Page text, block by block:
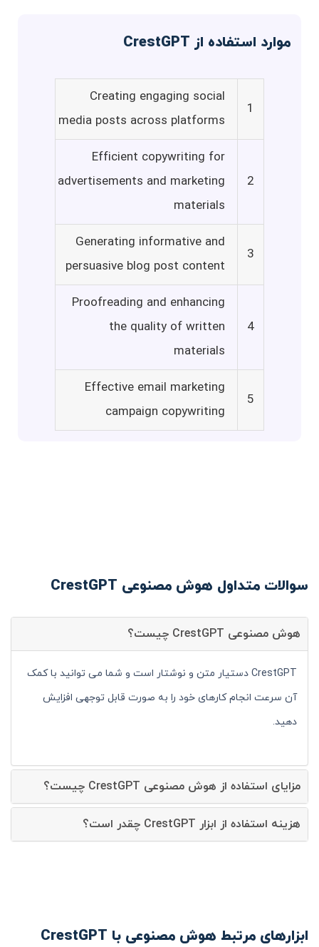
موارد استفاده از CrestGPT
1
Creating engaging social
media posts across platforms
2
Efficient copywriting for
advertisements and marketing
materials
3
Generating informative and
persuasive blog post content
4
Proofreading and enhancing
the quality of written
materials
5
Effective email marketing
campaign copywriting
سوالات متداول هوش مصنوعی CrestGPT
هوش مصنوعی CrestGPT چیست؟
CrestGPT دستیار متن و نوشتار است و شما می توانید با کمک
آن سرعت انجام کارهای خود را به صورت قابل توجهی افزایش
دهید.
مزایای استفاده از هوش مصنوعی CrestGPT چیست؟
هزینه استفاده از ابزار CrestGPT چقدر است؟
ابزارهای مرتبط هوش مصنوعی با CrestGPT